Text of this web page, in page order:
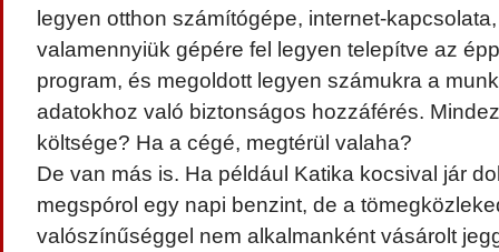
legyen otthon számítógépe, internet-
valamennyiük gépére fel legyen telepítve az
program, és megoldott legyen számukra a
adatokhoz való biztonságos hozzáférés.
költsége? Ha a cégé, megtérül valaha?
De van más is. Ha például Katika kocsival jár
megspórol egy napi benzint, de a
valószínűséggel nem alkalmanként vásárolt